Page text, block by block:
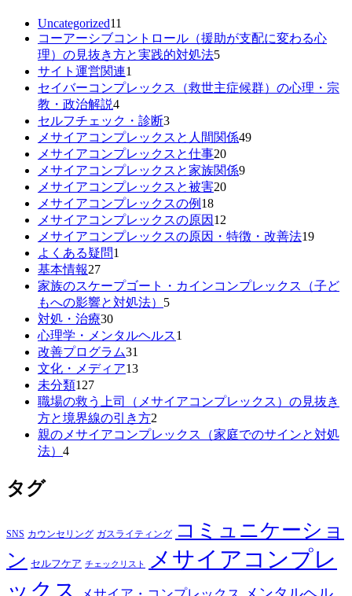
Uncategorized11
コーアーシブコントロール（援助が支配に変わる心
理）の見抜き方と実践的対処法5
サイト運営関連1
セイバーコンプレックス（救世主症候群）の心理・宗
教・政治解説4
セルフチェック・診断3
メサイアコンプレックスと人間関係49
メサイアコンプレックスと仕事20
メサイアコンプレックスと家族関係9
メサイアコンプレックスと被害20
メサイアコンプレックスの例 18
メサイアコンプレックスの原因 12
メサイアコンプレックスの原因・特徴・改善法19
よくある疑問1
基本情報27
家族のスケープゴート・カインコンプレックス（子ど
もへの影響と対処法） 5
対処・治療30
心理学・メンタルヘルス1
改善プログラム31
文化・メディア13
未分類127
職場の救う上司（メサイアコンプレックス）の見抜き
方と境界線の引き方2
親のメサイアコンプレックス（家庭でのサインと対処
法） 4
タグ
SNS カウンセリング ガスライティング コミュニケーショ
ン セルフケア チェックリスト
メサイアコンプレ
ックス